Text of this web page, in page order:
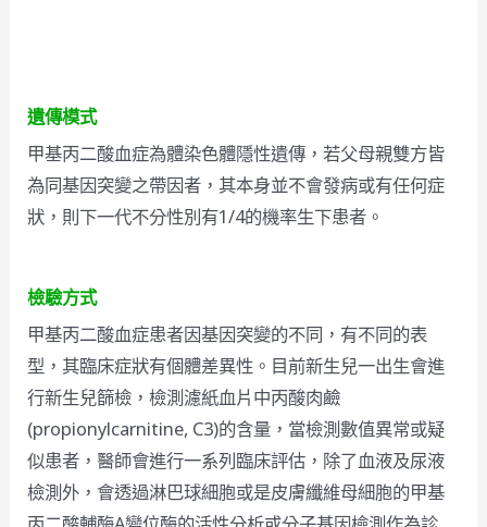
遺傳模式
甲基丙二酸血症為體染色體隱性遺傳，若父母親雙方皆
為同基因突變之帶因者，其本身並不會發病或有任何症
狀，則下一代不分性別有1/4的機率生下患者。
檢驗方式
甲基丙二酸血症患者因基因突變的不同，有不同的表
型，其臨床症狀有個體差異性。目前新生兒一出生會進
行新生兒篩檢，檢測濾紙血片中丙酸肉鹼
(propionylcarnitine, C3)的含量，當檢測數值異常或疑
似患者，醫師會進行一系列臨床評估，除了血液及尿液
檢測外，會透過淋巴球細胞或是皮膚纖維母細胞的甲基